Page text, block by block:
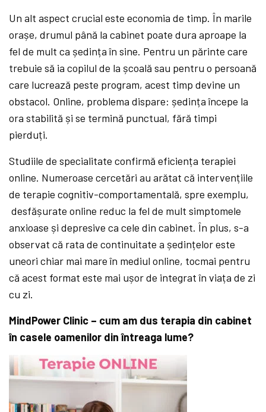
Un alt aspect crucial este economia de timp. În marile
orașe, drumul până la cabinet poate dura aproape la
fel de mult ca ședința în sine. Pentru un părinte care
trebuie să ia copilul de la școală sau pentru o persoană
care lucrează peste program, acest timp devine un
obstacol. Online, problema dispare: ședința începe la
ora stabilită și se termină punctual, fără timpi
pierduți.
Studiile de specialitate confirmă eficiența terapiei
online. Numeroase cercetări au arătat că intervențiile
de terapie cognitiv-comportamentală, spre exemplu,
desfășurate online reduc la fel de mult simptomele
anxioase și depresive ca cele din cabinet. În plus, s-a
observat că rata de continuitate a ședințelor este
uneori chiar mai mare în mediul online, tocmai pentru
că acest format este mai ușor de integrat în viața de zi
cu zi.
MindPower Clinic – cum am dus terapia din cabinet
în casele oamenilor dinîntreaga lume?